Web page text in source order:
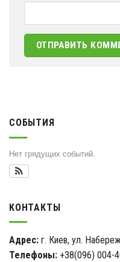
СОБЫТИЯ
Нет грядущих событий.
КОНТАКТЫ
Адрес: г. Киев, ул.
Телефоны: +38(096) 004-